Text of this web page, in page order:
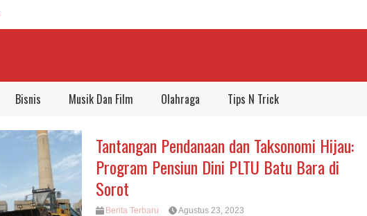
Bisnis Musik Dan Film Olahraga Tips N Trick
Tantangan Pendanaan dan Taksonomi Hijau:
Program Pensiun Dini PLTU Batu Bara di
Sorot
Berita Terbaru Agustus 23, 2023